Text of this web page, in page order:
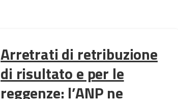
Arretrati di retribuzione
di risultato e per le
reggenze: l’ANP ne